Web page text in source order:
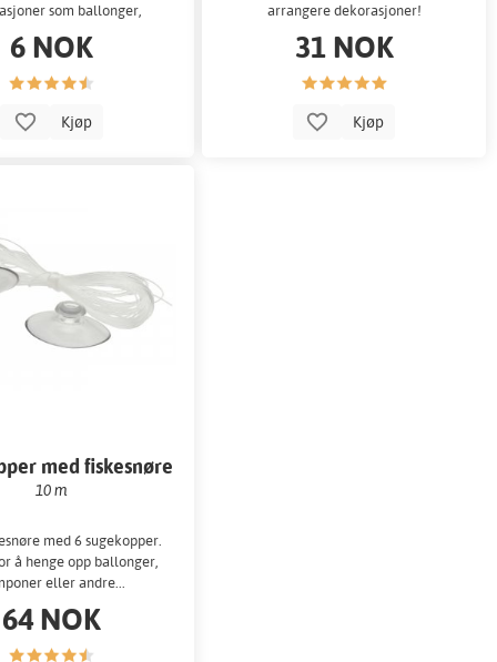
som ballonger,
6 NOK
Kjøp
arrangere dekorasjoner!
31 NOK
Kjøp
med fiskesnøre
10 m
med 6 sugekopper.
å henge opp ballonger,
eller andre...
64 NOK